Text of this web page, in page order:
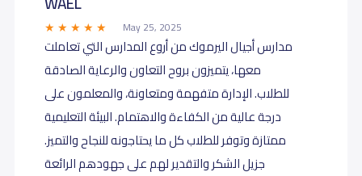
May 25, 2025
مدارس أجيال اليرموك من أروع المدارس التي تعاملت
معها، يتميزون بروح التعاون والرعاية الصادقة
للطلاب. الإدارة متفهمة ومتعاونة، والمعلمون على
درجة عالية من الكفاءة والاهتمام. البيئة التعليمية
ممتازة وتوفر للطلاب كل ما يحتاجونه للنجاح والتميز.
جزيل الشكر والتقدير لهم على جهودهم الرائعة